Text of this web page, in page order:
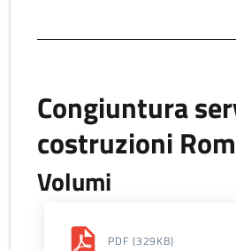
Congiuntura
costruzioni
Volumi
PDF (329KB)